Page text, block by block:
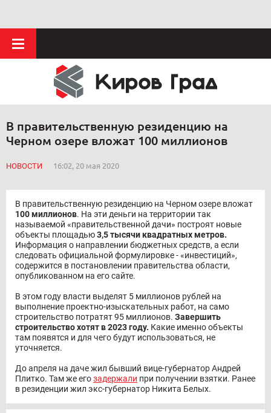
В правительственную резиденцию на
Черном озере вложат 100 миллионов
НОВОСТИ 16:02, 20 мая 2020
В правительственную резиденцию на Черном озере вложат
100 миллионов. На эти деньги на территории так
называемой «правительственной дачи» построят новые
объекты площадью3,5 тысячи квадратных метров.
Информация о направлении бюджетных средств, а если
следовать официальной формулировке - «инвестиций»,
содержится в постановлении правительства области,
опубликованном на его сайте.
В этом году власти выделят 5 миллионов рублей на
выполнение проектно-изыскательных работ, на само
строительство потратят 95 миллионов. Завершить
строительство хотят в 2023 году. Какие именно объекты
там появятся и для чего будут использоваться, не
уточняется.
До апреля на даче жил бывший вице-губернатор Андрей
Плитко. Там же егозадержали при получении взятки. Ранее
в резиденции жил экс-губернатор Никита Белых.